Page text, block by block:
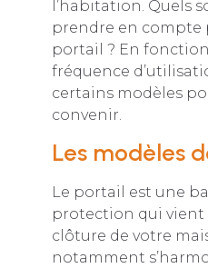
l’habitation. Quels
prendre en compte
portail ? En fonction
fréquence
certains modèles
convenir.
Les modèles
Le portail est une
protection qui vient
clôture de votre
notamment